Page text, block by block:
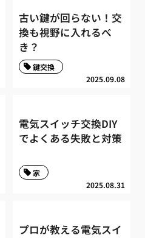
古い鍵が回らない！交
換も視野に入れるべ
き？
2025.09.08
鍵交換
電気スイッチ交換DIY
でよくある失敗と対策
2025.08.31
家
プロが教える電気スイ